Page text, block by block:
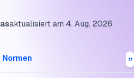
aktualisiert am 4. Aug. 2026